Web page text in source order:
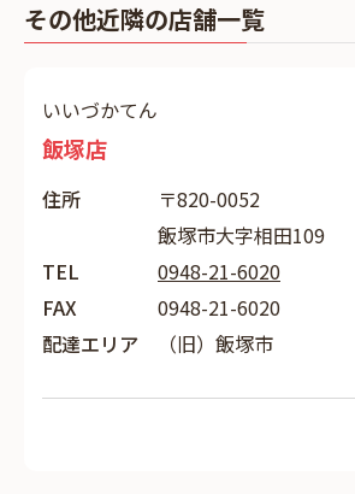
その他近隣の店舗一覧
いいづかてん
飯塚店
住所
〒820-0052
飯塚市大字相田109
TEL
0948-21-6020
FAX
0948-21-6020
配達エリア
（旧）飯塚市